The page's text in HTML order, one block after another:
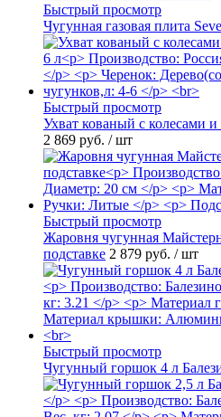
Быстрый просмотр
Чугунная газовая плита
Быстрый просмотр
Ухват кованый с колесами
2 869 руб. / шт
Быстрый просмотр
Жаровня чугунная
подставке 2 879 руб. / шт
Быстрый просмотр
Чугунный горшок 4 л